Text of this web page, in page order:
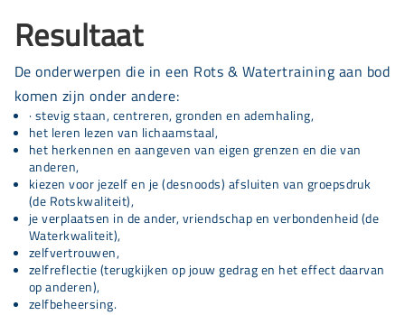
Resultaat
De onderwerpen die in een Rots & Watertraining aan bod
komen zijn onder andere:
· stevig staan, centreren, gronden en ademhaling,
het leren lezen van lichaamstaal,
het herkennen en aangeven van eigen grenzen en die van
anderen,
kiezen voor jezelf en je (desnoods) afsluiten van groepsdruk
(de Rotskwaliteit),
je verplaatsen in de ander, vriendschap en verbondenheid (de
Waterkwaliteit),
zelfvertrouwen,
zelfreflectie (terugkijken op jouw gedrag en het effect daarvan
op anderen),
zelfbeheersing.